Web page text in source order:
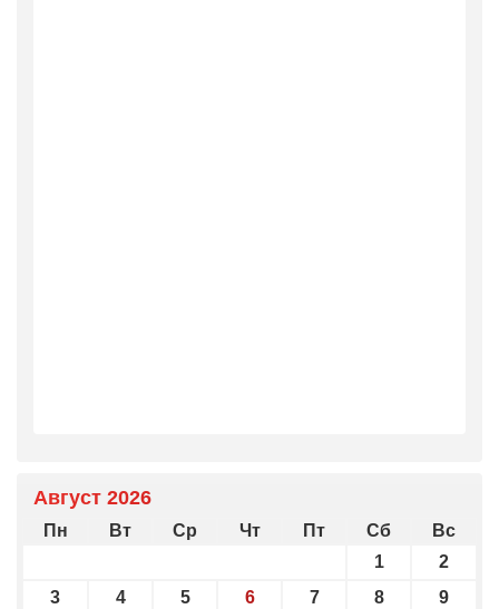
Август 2026
Пн Вт Ср Чт Пт Сб
Вс
1
2
3
4 5 6 7 8
9